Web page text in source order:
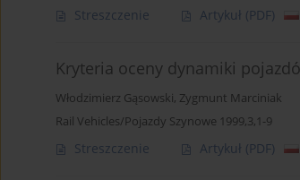
Streszczenie Artykuł (PDF)
Kryteria oceny dynamiki
Włodzimierz Gąsowski, Zygmunt Marciniak
Rail Vehicles/Pojazdy Szynowe 1999,3,1-9
Streszczenie Artykuł (PDF)